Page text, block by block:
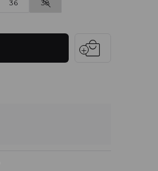
36 38
local_mall